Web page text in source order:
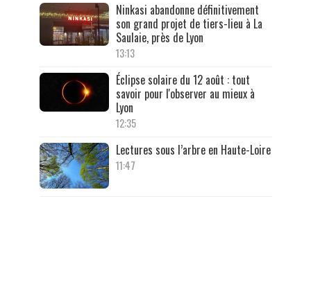
Ninkasi abandonne définitivement
son grand projet de tiers-lieu à La
Saulaie, près de Lyon
13:13
Éclipse solaire du 12 août : tout
savoir pour l'observer au mieux à
Lyon
12:35
Lectures sous l’arbre en Haute-Loire
11:47